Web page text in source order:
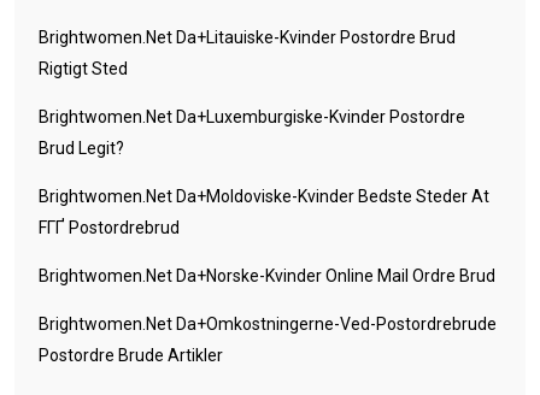
Brightwomen.net Da+litauiske-Kvinder Postordre Brud
Rigtigt Sted
Brightwomen.net Da+luxemburgiske-Kvinder Postordre
Brud Legit?
Brightwomen.net Da+moldoviske-Kvinder Bedste Steder At
FГҐ Postordrebrud
Brightwomen.net Da+norske-Kvinder Online Mail Ordre Brud
Brightwomen.net Da+omkostningerne-Ved-Postordrebrude
Postordre Brude Artikler